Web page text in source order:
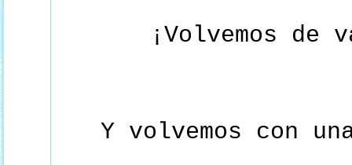
¡Volvemos
Y volvemos con